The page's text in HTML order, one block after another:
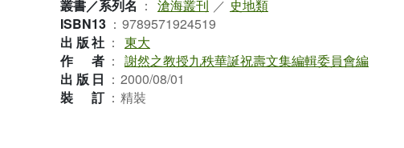
叢書／系列名 ： 滄海叢刊 ／ 史地類
ISBN13 ： 9789571924519
出版社 ： 東大
作者 ： 謝然之教授九秩華誕祝壽文集編輯委員會編
出版日 ： 2000/08/01
裝訂 ： 精裝